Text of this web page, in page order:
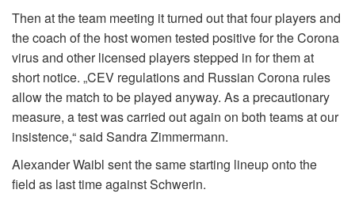
Then at the team meeting it turned out that four players and
the coach of the host women tested positive for the Corona
virus and other licensed players stepped in for them at
short notice. „CEV regulations and Russian Corona rules
allow the match to be played anyway. As a precautionary
measure, a test was carried out again on both teams at our
insistence,“ said Sandra Zimmermann.
Alexander Waibl sent the same starting lineup onto the
field as last time against Schwerin.